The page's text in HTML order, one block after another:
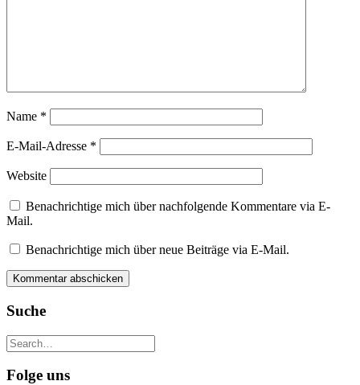
Name *
E-Mail-Adresse *
Website
Benachrichtige mich über nachfolgende Kommentare via E-
Mail.
Benachrichtige mich über neue Beiträge via E-Mail.
Suche
Folge uns